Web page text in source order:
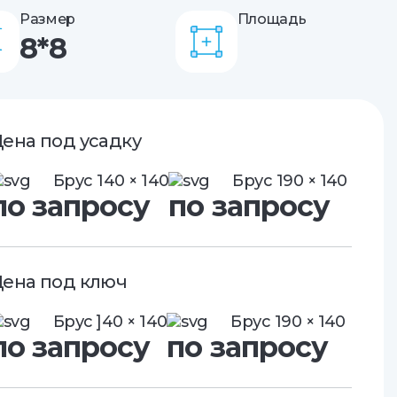
Размер
8*8
Площадь
под усадку
Брус 140 × 140
запросу
Брус 190 × 140
по запросу
под ключ
Брус ]40 × 140
запросу
Брус 190 × 140
по запросу